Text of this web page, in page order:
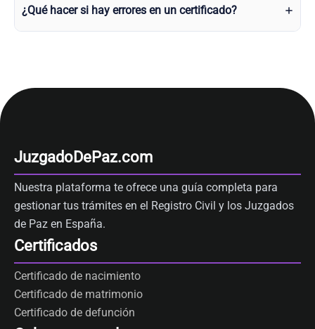
¿Qué hacer si hay errores en un certificado?
JuzgadoDePaz.com
Nuestra plataforma te ofrece una guía completa para
gestionar tus trámites en el Registro Civil y los Juzgados
de Paz en España.
Certificados
Certificado de nacimiento
Certificado de matrimonio
Certificado de defunción